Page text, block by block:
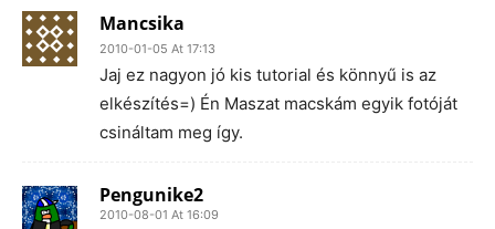
Mancsika
2010-01-05 At 17:13
Jaj ez nagyon jó kis tutorial és könnyű is az
elkészítés=) Én Maszat macskám egyik fotóját
csináltam meg így.
Pengunike2
2010-08-01 At 16:09